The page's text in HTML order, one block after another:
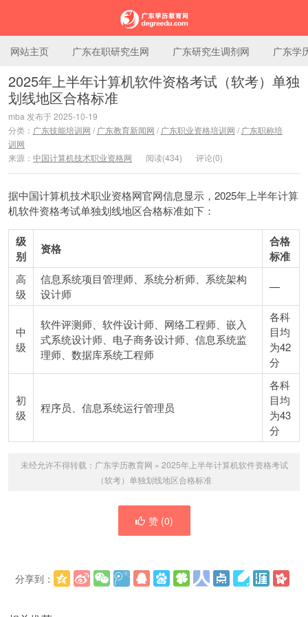
网站主页 广东在职研究生网 广东研究生调剂网 广东学
2025年上半年计算机软件资格考试（软考）单独
划线地区合格标准
mba 发布于 2025-10-19
分类： 广东技能培训网 / 广东教育新闻网 / 广东职业资格培训网 / 广东职称培
训网
来源： 中国计算机技术职业资格网 阅读(434) 评论(0)
据中国计算机技术职业资格网官网信息显示，2025年上半年计算
机软件资格考试单独划线地区合格标准如下：
级
别
资格
合格
标准
高
级
信息系统项目管理师、系统分析师、系统架构
设计师
—
中
级
软件评测师、软件设计师、网络工程师、嵌入
式系统设计师、电子商务设计师、信息系统监
理师、数据库系统工程师
各科
目均
为42
分
初
级
程序员、信息系统运行管理员
各科
目均
为43
分
未经允许不得转载： 广东学历教育网 » 2025年上半年计算机软件资格考试
（软考）单独划线地区合格标准
赞 (0)
分享到：